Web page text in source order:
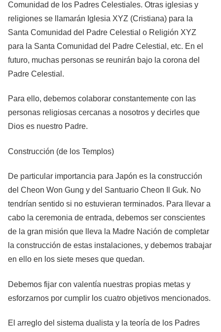
Comunidad de los Padres Celestiales. Otras iglesias y
religiones se llamarán Iglesia XYZ (Cristiana) para la
Santa Comunidad del Padre Celestial o Religión XYZ
para la Santa Comunidad del Padre Celestial, etc. En el
futuro, muchas personas se reunirán bajo la corona del
Padre Celestial.
Para ello, debemos colaborar constantemente con las
personas religiosas cercanas a nosotros y decirles que
Dios es nuestro Padre.
Construcción (de los Templos)
De particular importancia para Japón es la construcción
del Cheon Won Gung y del Santuario Cheon Il Guk. No
tendrían sentido si no estuvieran terminados. Para llevar a
cabo la ceremonia de entrada, debemos ser conscientes
de la gran misión que lleva la Madre Nación de completar
la construcción de estas instalaciones, y debemos trabajar
en ello en los siete meses que quedan.
Debemos fijar con valentía nuestras propias metas y
esforzarnos por cumplir los cuatro objetivos mencionados.
El arreglo del sistema dualista y la teoría de los Padres